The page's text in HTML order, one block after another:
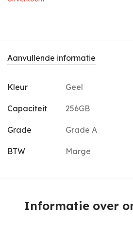
Aanvullende informatie
Kleur Geel
Capaciteit 256GB
Grade Grade A
BTW Marge
Informatie over